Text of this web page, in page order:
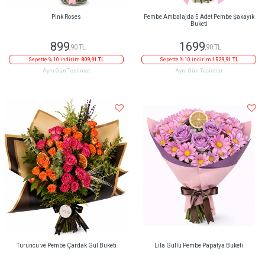
Pink Roses
899,90 TL
Sepette % 10 indirim 809,91 TL
Aynı Gün Teslimat
Pembe Ambalajda 5 Adet Pembe Şakayık
Buketi
1699 ,90 TL
Sepette % 10 indirim 1529,91 TL
Aynı Gün Teslimat
Turuncu ve Pembe Çardak Gül Buketi Lila Güllü Pembe Papatya Buketi